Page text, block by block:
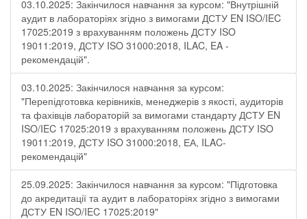
03.10.2025: Закінчилося навчання за курсом: "Внутрішній
аудит в лабораторіях згідно з вимогами ДСТУ EN ISO/IEC
17025:2019 з врахуванням положень ДСТУ ISO
19011:2019, ДСТУ ISO 31000:2018, ILAC, EA -
рекомендацій".
03.10.2025: Закінчилося навчання за курсом:
"Перепідготовка керівників, менеджерів з якості, аудиторів
та фахівців лабораторій за вимогами стандарту ДСТУ EN
ISO/IEC 17025:2019 з врахуванням положень ДСТУ ISO
19011:2019, ДСТУ ISO 31000:2018, ЕА, ILAC-
рекомендацій"
25.09.2025: Закінчилося навчання за курсом: "Підготовка
до акредитації та аудит в лабораторіях згідно з вимогами
ДСТУ EN ISO/IEC 17025:2019"